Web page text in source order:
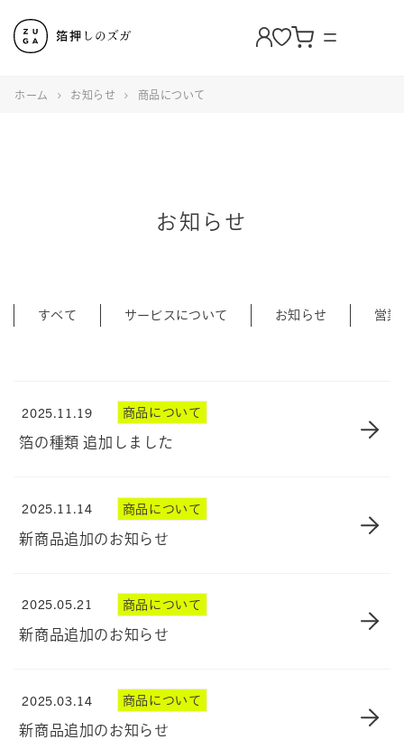
ホーム お知らせ 商品について
お知らせ
すべて サービスについて お知らせ 営業
2025.11.19 商品について
箔の種類 追加しました
2025.11.14 商品について
新商品追加のお知らせ
2025.05.21 商品について
新商品追加のお知らせ
2025.03.14 商品について
新商品追加のお知らせ